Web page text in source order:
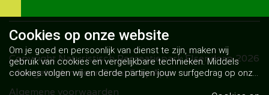
Copyright Naturistisch Recreatiepark Elsendorp 2026
- Aangeboden doorGreat Stay App
Algemene voorwaarden
Cookies op onze website
Om je goed en persoonlijk van dienst te zijn, maken wij
gebruik van cookies en vergelijkbare technieken. Middels
cookies volgen wij en derde partijen jouw surfgedrag op onze